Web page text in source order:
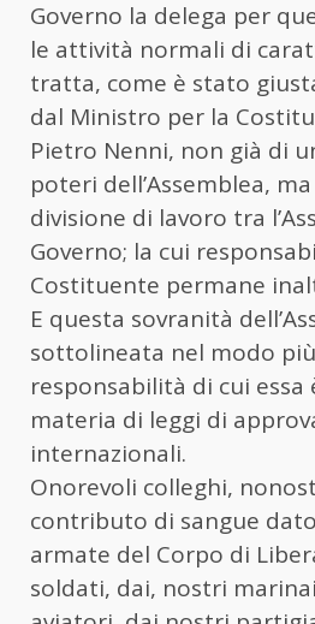
Governo la delega per
le attività normali di
tratta, come è stato
dal Ministro per la
Pietro Nenni, non già di
poteri dell’Assemblea,
divisione di lavoro tra
Governo; la cui
Costituente permane
E questa sovranità
sottolineata nel modo
responsabilità di cui essa
materia di leggi di
internazionali.
Onorevoli colleghi,
contributo di sangue
armate del Corpo di
soldati, dai, nostri